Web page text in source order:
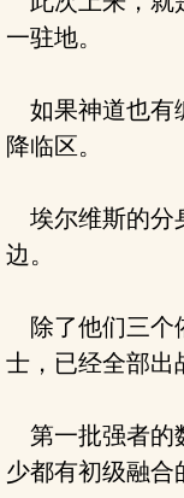
一驻地。
如果神道也有
降临区。
埃尔维斯的分
边。
除了他们三个
士，已经全部出
第一批强者的
少都有初级融合